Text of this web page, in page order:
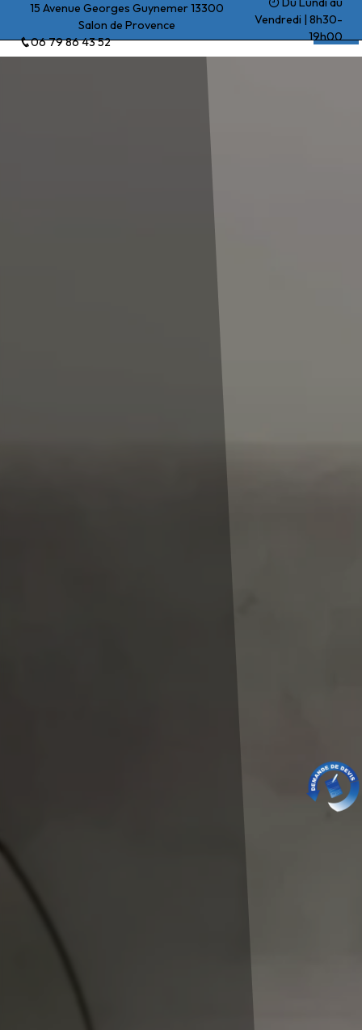
15 Avenue Georges Guynemer 13300
Salon de Provence
06 79 86 43 52
Vendredi | 8h30-
19h00
Beck Yohan
Panneau de gestion des cookies